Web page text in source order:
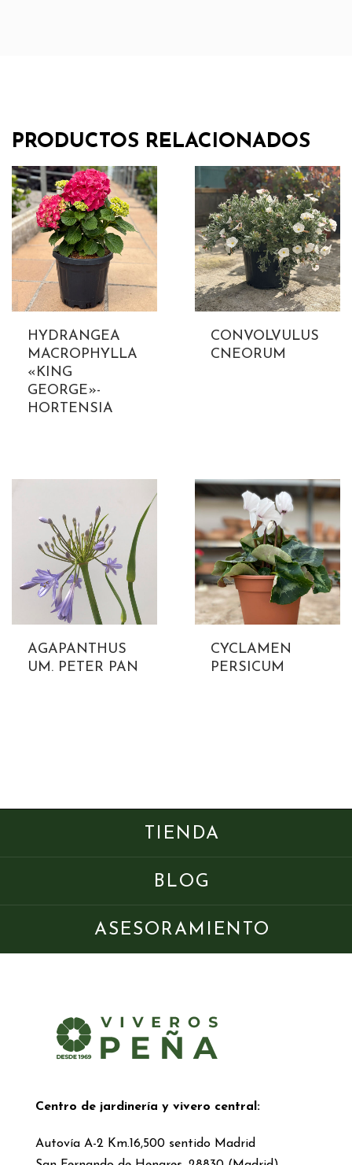
PRODUCTOS RELACIONADOS
HYDRANGEA
MACROPHYLLA
«KING
GEORGE»-
HORTENSIA
CONVOLVULUS
CNEORUM
AGAPANTHUS
UM. PETER PAN
CYCLAMEN
PERSICUM
TIENDA
BLOG
ASESORAMIENTO
Centro de jardinería y vivero central:
Autovía A-2 Km.16,500 sentido Madrid